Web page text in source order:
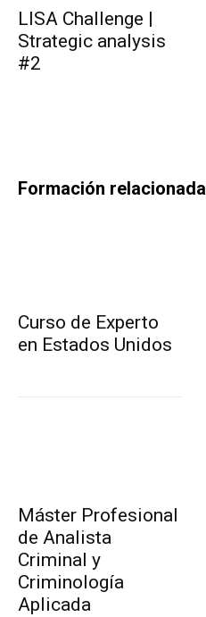
LISA Challenge |
Strategic analysis
#2
Formación relacionada
Curso de Experto
en Estados Unidos
Máster Profesional
de Analista
Criminal y
Criminología
Aplicada